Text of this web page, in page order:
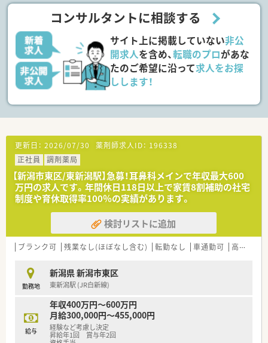
最長クラスです。
勤務時間は5・6・7時間から選ぶ事が出来るのも魅力の一つで
そのため、育休復帰率も高水準を保っております！
コンサルタントに相談する
サイト上に掲載していない非公
開求人を含め、転職のプロがあな
たのご希望に沿って求人をお探
しします！
更新日： 2026/07/30 薬剤師求人ID： 196338
正社員
調剤薬局
【新潟市東区/東新潟駅】急募！耳鼻科メインで年収最大600
万円の求人です。年間休日118日以上で家賃8割補助の社宅
制度や育休取得率100％の実績があります。
検討リストに追加
ブランク可 残業なし(ほぼなし含む) 転勤なし 車通勤可 高給与(600万円以上)
勤務地
新潟県 新潟市東区
東新潟駅 (JR白新線)
給与
年収400万円～600万円
月給300,000円～455,000円
経験など考慮し決定
昇給年1回 賞与年2回